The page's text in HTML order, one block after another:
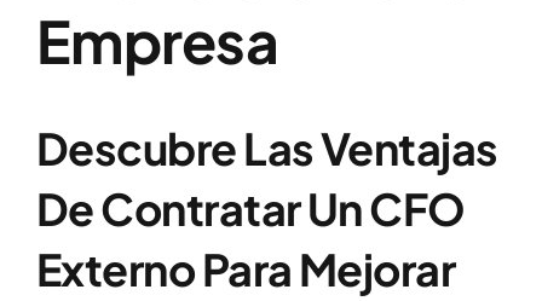
Empresa
Descubre Las Ventajas
De Contratar Un CFO
Externo Para Mejorar